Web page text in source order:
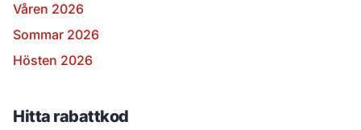
Våren 2026
Sommar 2026
Hösten 2026
Hitta rabattkod